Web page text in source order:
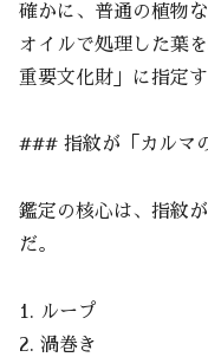
確かに、普通の植物
オイルで処理した葉
重要文化財」に指定
### 指紋が「カルマ
鑑定の核心は、指紋
だ。
1. ループ
2. 渦巻き